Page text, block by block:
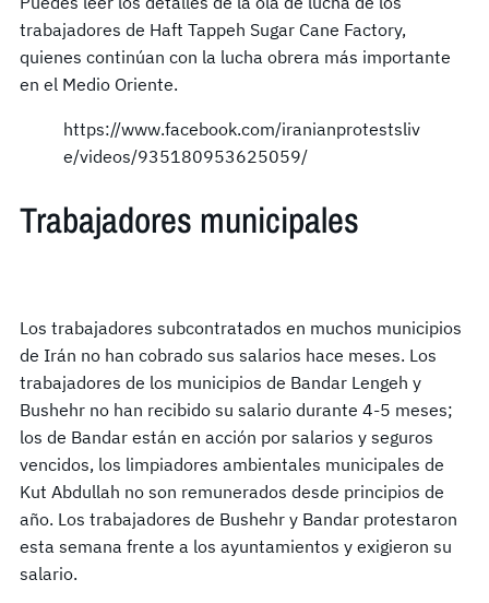
trabajadores de Haft Tappeh Sugar Cane Factory,
quienes continúan con la lucha obrera más importante
en el Medio Oriente.
https://www.facebook.com/iranianprotestsliv
e/videos/935180953625059/
Trabajadores municipales
Los trabajadores subcontratados en muchos municipios
de Irán no han cobrado sus salarios hace meses. Los
trabajadores de los municipios de Bandar Lengeh y
Bushehr no han recibido su salario durante 4-5 meses;
los de Bandar están en acción por salarios y seguros
vencidos, los limpiadores ambientales municipales de
Kut Abdullah no son remunerados desde principios de
año. Los trabajadores de Bushehr y Bandar protestaron
esta semana frente a los ayuntamientos y exigieron su
salario.